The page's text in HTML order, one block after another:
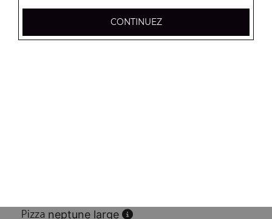
supreme sucuk large
neptune large
CONTINUEZ